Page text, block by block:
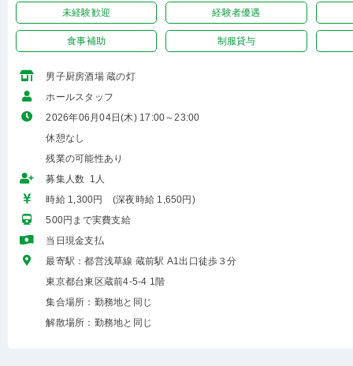
未経験歓迎 経験者優遇
食事補助 制服貸与
男子厨房酒場 蔵の灯
ホールスタッフ
2026年06月04日(木) 17:00～23:00
休憩なし
残業の可能性あり
募集人数 1人
時給 1,300円 (深夜時給 1,650円)
500円まで実費支給
当日現金支払
最寄駅：都営浅草線 蔵前駅 A1出口徒歩３分
東京都台東区蔵前4-5-4 1階
集合場所：勤務地と同じ
解散場所：勤務地と同じ